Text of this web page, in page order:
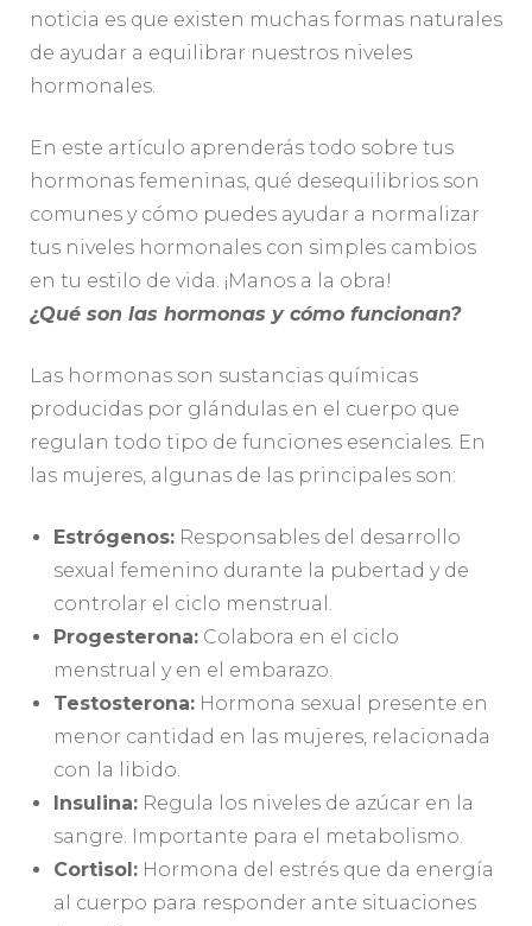
noticia es que existen muchas formas naturales
de ayudar a equilibrar nuestros niveles
hormonales.
En este artículo aprenderás todo sobre tus
hormonas femeninas, qué desequilibrios son
comunes y cómo puedes ayudar a normalizar
tus niveles hormonales con simples cambios
en tu estilo de vida. ¡Manos a la obra!
¿Qué son las hormonas y cómo funcionan?
Las hormonas son sustancias químicas
producidas por glándulas en el cuerpo que
regulan todo tipo de funciones esenciales. En
las mujeres, algunas de las principales son:
Estrógenos: Responsables del desarrollo
sexual femenino durante la pubertad y de
controlar el ciclo menstrual.
Progesterona: Colabora en el ciclo
menstrual y en el embarazo.
Testosterona: Hormona sexual presente en
menor cantidad en las mujeres, relacionada
con la libido.
Insulina: Regula los niveles de azúcar en la
sangre. Importante para el metabolismo.
Cortisol: Hormona del estrés que da energía
al cuerpo para responder ante situaciones